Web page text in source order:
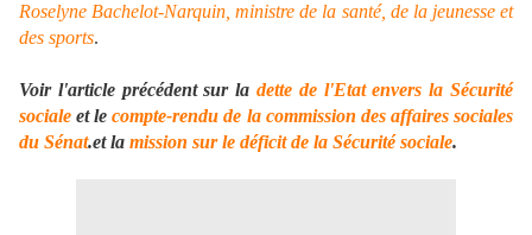
Roselyne Bachelot-Narquin, ministre de la santé, de la jeunesse et
des sports.
Voir l'article précédent sur la dette de l'Etat envers la Sécurité
sociale et le compte-rendu de la commission des affaires sociales
du Sénat.et la mission sur le déficit de la Sécurité sociale.